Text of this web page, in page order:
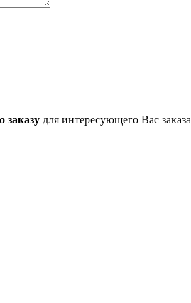
заказу для интересующего Вас заказа